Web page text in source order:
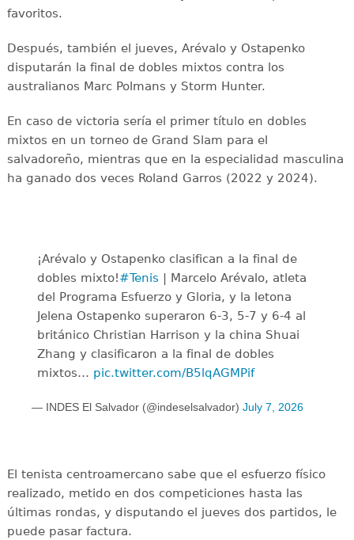
favoritos.
Después, también el jueves, Arévalo y Ostapenko
disputarán la final de dobles mixtos contra los
australianos Marc Polmans y Storm Hunter.
En caso de victoria sería el primer título en dobles
mixtos en un torneo de Grand Slam para el
salvadoreño, mientras que en la especialidad masculina
ha ganado dos veces Roland Garros (2022 y 2024).
¡Arévalo y Ostapenko clasifican a la final de
dobles mixto!#Tenis | Marcelo Arévalo, atleta
del Programa Esfuerzo y Gloria, y la letona
Jelena Ostapenko superaron 6-3, 5-7 y 6-4 al
británico Christian Harrison y la china Shuai
Zhang y clasificaron a la final de dobles
mixtos… pic.twitter.com/B5lqAGMPif
— INDES El Salvador (@indeselsalvador) July 7, 2026
El tenista centroamercano sabe que el esfuerzo físico
realizado, metido en dos competiciones hasta las
últimas rondas, y disputando el jueves dos partidos, le
puede pasar factura.